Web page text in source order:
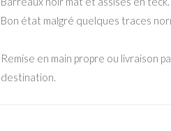
Bon état malgré quelques traces
Remise en main propre ou livraison
destination.